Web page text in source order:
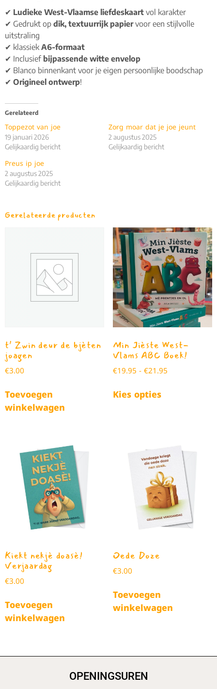
✔ Ludieke West-Vlaamse liefdeskaart vol karakter
✔ Gedrukt op dik, textuurrijk papiervoor een stijlvolle
uitstraling
✔ klassiekA6-formaat
✔ Inclusief bijpassende witte envelop
✔ Blanco binnenkant voor je eigen persoonlijke boodschap
✔ Origineel ontwerp!
Gerelateerd
Toppezot van joe
19 januari 2026
Gelijkaardig bericht
Zorg moar dat je joe jeunt
2 augustus 2025
Gelijkaardig bericht
Preus ip joe
2 augustus 2025
Gelijkaardig bericht
Gerelateerde producten
t’ Zwin deur de bjèten
joagen
€3.00
Toevoegen
winkelwagen
Min Jièste West-
Vlams ABC Boek!
€19.95 -€21.95
Kies opties
Kiekt nekjè doasè!
Verjaardag
€3.00
Toevoegen
winkelwagen
Oede Doze
€3.00
Toevoegen
winkelwagen
OPENINGSUREN